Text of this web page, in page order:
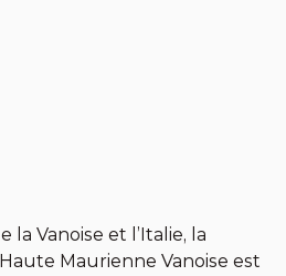
Vanoise et l’Italie, la
Maurienne Vanoise est